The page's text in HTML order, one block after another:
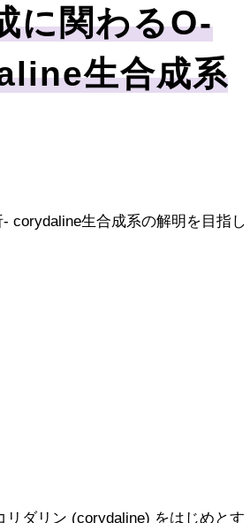
に関わるO-
生合成系
corydaline生合成系の解明を目指し
ダリン (corydaline) をはじめとす